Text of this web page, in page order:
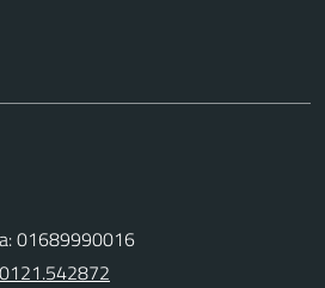
01689990016